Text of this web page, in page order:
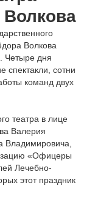
Волкова
Четыре дня
спектакли, сотни
команд двух
театра в лице
Валерия
Владимировича,
«Офицеры
Лечебно-
этот праздник